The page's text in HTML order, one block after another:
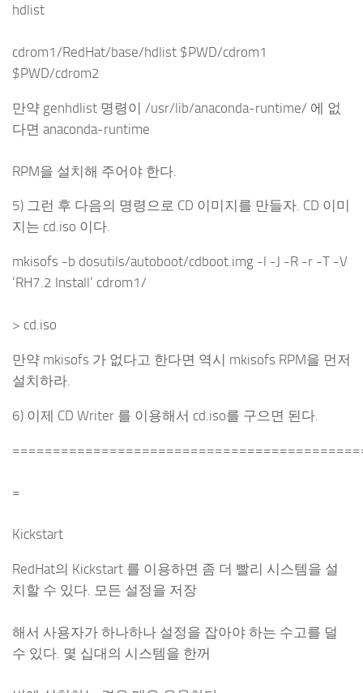
hdlist
cdrom1/RedHat/base/hdlist $PWD/cdrom1
$PWD/cdrom2
만약 genhdlist 명령이 /usr/lib/anaconda-runtime/ 에 없
다면 anaconda-runtime
RPM을 설치해 주어야 한다.
5) 그런 후 다음의 명령으로 CD 이미지를 만들자. CD 이미
지는 cd.iso 이다.
mkisofs -b dosutils/autoboot/cdboot.img -l -J -R -r -T -V
‘RH7.2 Install’ cdrom1/
> cd.iso
만약 mkisofs 가 없다고 한다면 역시 mkisofs RPM을 먼저
설치하라.
6) 이제 CD Writer 를 이용해서 cd.iso를 구으면 된다.
=
Kickstart
RedHat의 Kickstart 를 이용하면 좀 더 빨리 시스템을 설
치할 수 있다. 모든 설정을 저장
해서 사용자가 하나하나 설정을 잡아야 하는 수고를 덜
수 있다. 몇 십대의 시스템을 한꺼